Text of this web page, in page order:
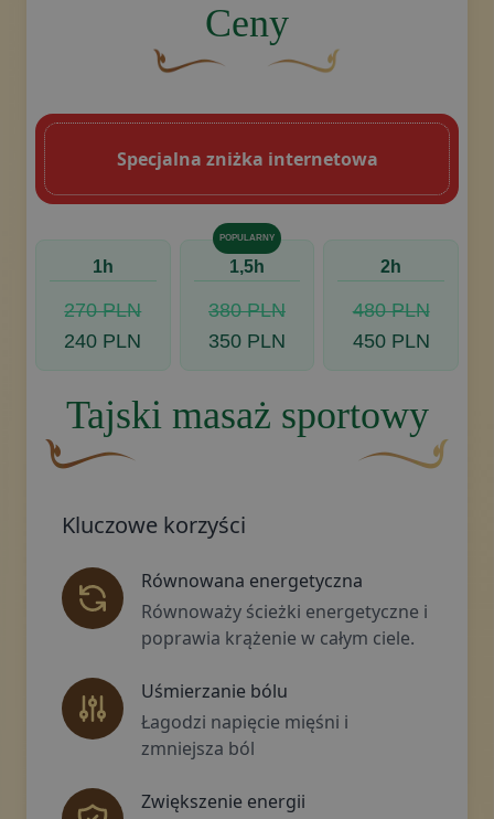
Ceny
Specjalna zniżka internetowa
1h
270 PLN
240 PLN
POPULARNY
1,5h
380 PLN
350 PLN
2h
480 PLN
450 PLN
Tajski masaż sportowy
Kluczowe korzyści
Równowana energetyczna
Równoważy ścieżki energetyczne i
poprawia krążenie w całym ciele.
Uśmierzanie bólu
Łagodzi napięcie mięśni i
zmniejsza ból
Zwiększenie energii